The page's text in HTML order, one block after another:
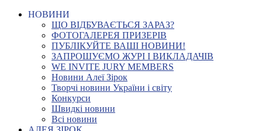
НОВИНИ
ЩО ВІДБУВАЄТЬСЯ ЗАРАЗ?
ФОТОГАЛЕРЕЯ ПРИЗЕРІВ
ПУБЛІКУЙТЕ ВАШІ НОВИНИ!
ЗАПРОШУЄМО ЖУРІ І ВИКЛАДАЧІВ
WE INVITE JURY MEMBERS
Новини Алеї Зірок
Творчі новини України і світу
Конкурси
Швидкі новини
Всі новини